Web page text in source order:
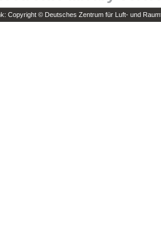
Copyright © Deutsches Zentrum für Luft- und